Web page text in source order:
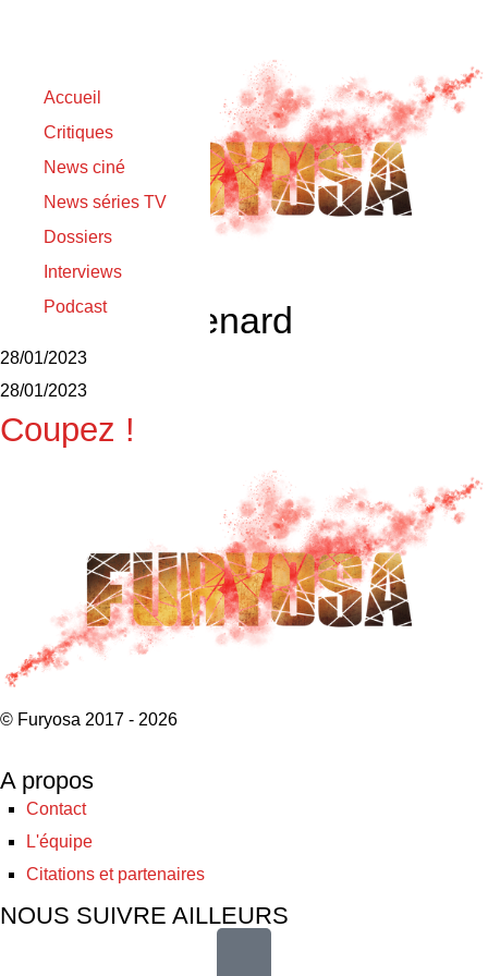
Accueil
Critiques
News ciné
News séries TV
Dossiers
Interviews
Podcast
Raphaël Quenard
28/01/2023
28/01/2023
Coupez !
© Furyosa 2017 - 2026
A propos
Contact
L'équipe
Citations et partenaires
NOUS SUIVRE AILLEURS